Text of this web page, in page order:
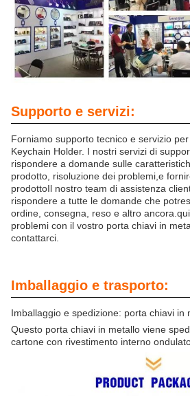
Supporto e servizi:
Forniamo supporto tecnico e servizio
Keychain Holder. I nostri servizi di
rispondere a domande sulle
prodotto, risoluzione dei problemi,e
prodottoIl nostro team di assistenza
rispondere a tutte le domande che
ordine, consegna, reso e altro
problemi con il vostro porta chiavi in
contattarci.
Imballaggio e trasporto:
Imballaggio e spedizione: porta chiavi in
Questo porta chiavi in metallo viene
cartone con rivestimento interno